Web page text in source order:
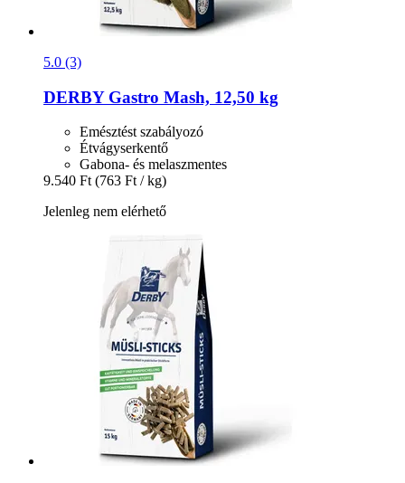
5.0 (3)
DERBYGastro Mash, 12,50 kg
Emésztést szabályozó
Étvágyserkentő
Gabona- és melaszmentes
9.540 Ft (763 Ft / kg)
Jelenleg nem elérhető